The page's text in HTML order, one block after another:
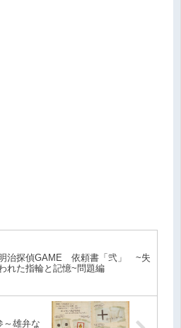
治探偵GAME 依頼書「弐」 ~失
れた指輪と記憶~問題編
雄弁な